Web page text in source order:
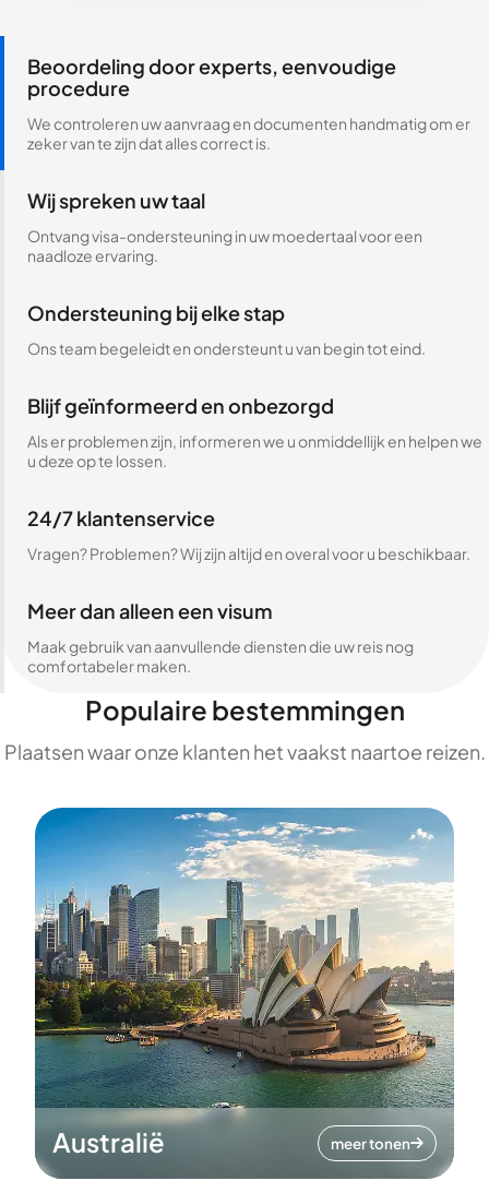
Beoordeling door experts, eenvoudige
procedure
We controleren uw aanvraag en documenten handmatig om er
zeker van te zijn dat alles correct is.
Wij spreken uw taal
Ontvang visa-ondersteuning in uw moedertaal voor een
naadloze ervaring.
Ondersteuning bij elke stap
Ons team begeleidt en ondersteunt u van begin tot eind.
Blijf geïnformeerd en onbezorgd
Als er problemen zijn, informeren we u onmiddellijk en helpen we
u deze op te lossen.
24/7 klantenservice
Vragen? Problemen? Wij zijn altijd en overal voor u beschikbaar.
Meer dan alleen een visum
Maak gebruik van aanvullende diensten die uw reis nog
comfortabeler maken.
Populaire bestemmingen
Plaatsen waar onze klanten het vaakst naartoe reizen.
Australië meer tonen